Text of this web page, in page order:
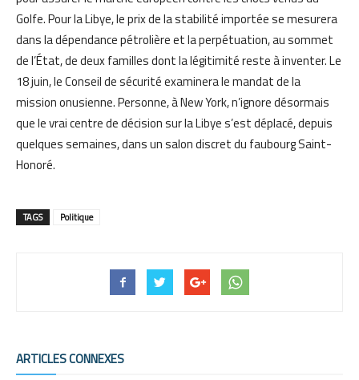
Golfe. Pour la Libye, le prix de la stabilité importée se mesurera
dans la dépendance pétrolière et la perpétuation, au sommet
de l’État, de deux familles dont la légitimité reste à inventer. Le
18 juin, le Conseil de sécurité examinera le mandat de la
mission onusienne. Personne, à New York, n’ignore désormais
que le vrai centre de décision sur la Libye s’est déplacé, depuis
quelques semaines, dans un salon discret du faubourg Saint-
Honoré.
TAGS Politique
ARTICLES CONNEXES